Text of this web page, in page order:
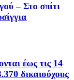
– Στο σπίτι
έως τις 14
δικαιούχους